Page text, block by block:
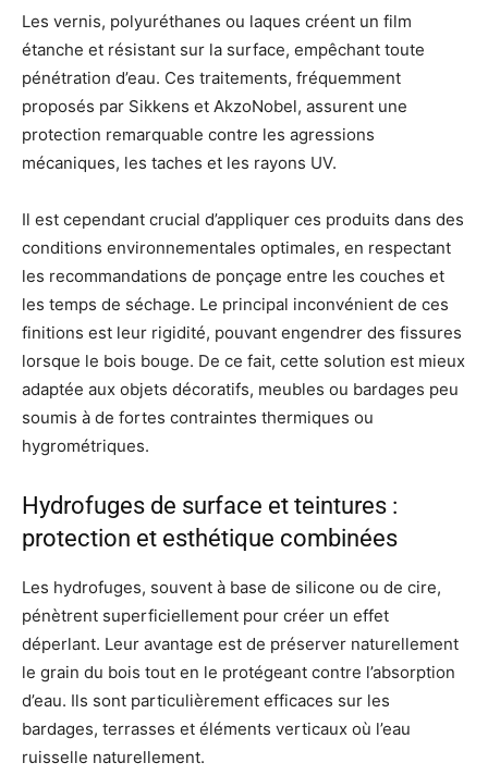
Les vernis, polyuréthanes ou laques créent un film
étanche et résistant sur la surface, empêchant toute
pénétration d’eau. Ces traitements, fréquemment
proposés par Sikkens et AkzoNobel, assurent une
protection remarquable contre les agressions
mécaniques, les taches et les rayons UV.
Il est cependant crucial d’appliquer ces produits dans des
conditions environnementales optimales, en respectant
les recommandations de ponçage entre les couches et
les temps de séchage. Le principal inconvénient de ces
finitions est leur rigidité, pouvant engendrer des fissures
lorsque le bois bouge. De ce fait, cette solution est mieux
adaptée aux objets décoratifs, meubles ou bardages peu
soumis à de fortes contraintes thermiques ou
hygrométriques.
Hydrofuges de surface et teintures :
protection et esthétique combinées
Les hydrofuges, souvent à base de silicone ou de cire,
pénètrent superficiellement pour créer un effet
déperlant. Leur avantage est de préserver naturellement
le grain du bois tout en le protégeant contre l’absorption
d’eau. Ils sont particulièrement efficaces sur les
bardages, terrasses et éléments verticaux où l’eau
ruisselle naturellement.